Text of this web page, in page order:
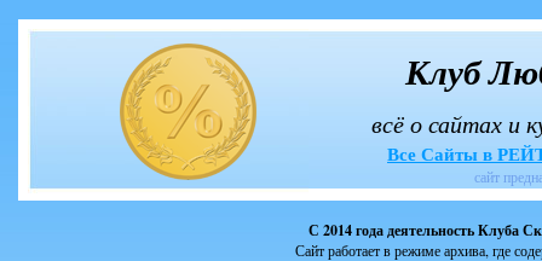
Клуб
всё о сайтах и
Все Сайты в
сайт
С 2014 года деятельность Клуба
Сайт работает в режиме архива, где